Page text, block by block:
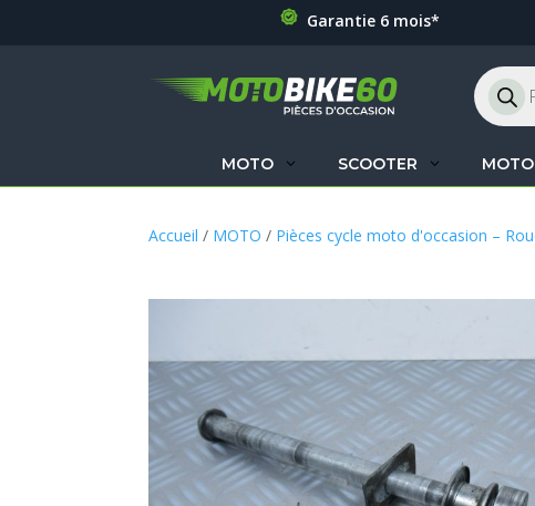
Garantie 6 mois*
de
MOTO SCOOTER
Accueil / MOTO / Pièces cycle moto d'occasion –